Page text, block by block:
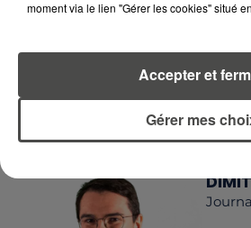
RCA
LA RÉDACTION
RCA
Voir
moment via le lien "Gérer les cookies" situé
Gérer mes
Accepter et